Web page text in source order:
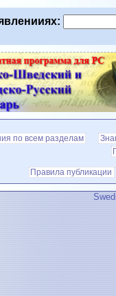
по всем разделам
Правила публикации